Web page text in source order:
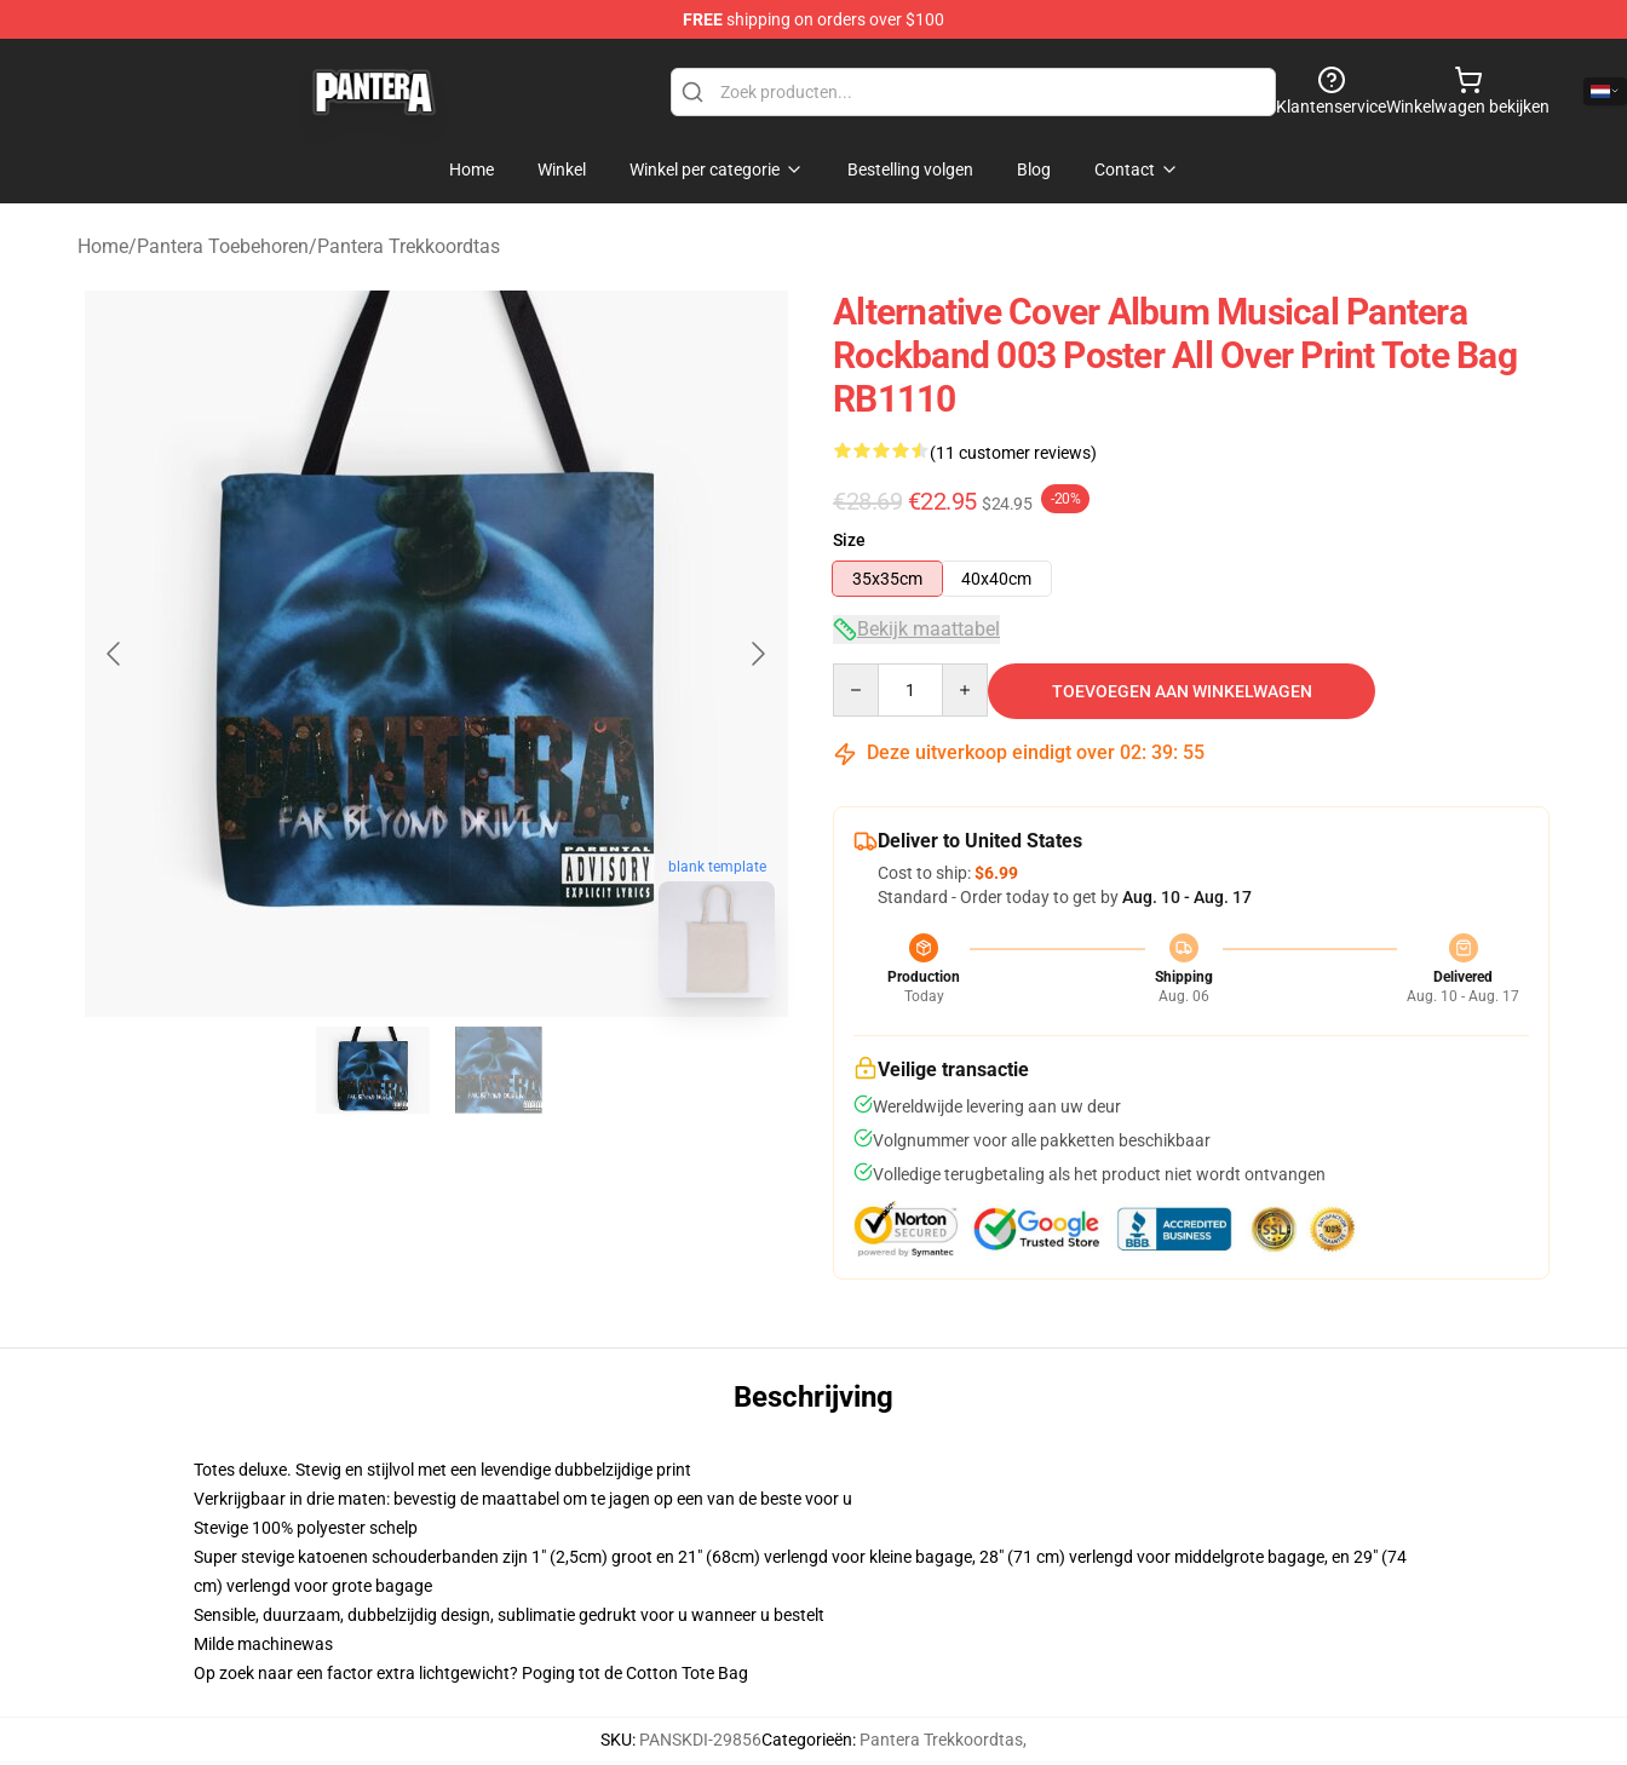
FREEshipping on orders over $100
KlantenserviceWinkelwagen bekijken
Home Winkel Winkel per categorie Bestelling volgen Blog Contact
Home/Pantera Toebehoren/Pantera Trekkoordtas
blank template
Alternative Cover Album Musical Pantera
Rockband 003 Poster All Over Print Tote Bag
RB1110
(11 customer reviews)
€28.69 €22.95 $24.95 -20%
Size
35x35cm
40x40cm
Bekijk maattabel
TOEVOEGEN AAN WINKELWAGEN
Deze uitverkoop eindigt over 02: 39: 54
Deliver to United States
Cost to ship:$6.99
Standard - Order today to get byAug. 10 - Aug. 17
Production
Today
Shipping
Aug. 06
Delivered
Aug. 10 - Aug. 17
Veilige transactie
Wereldwijde levering aan uw deur
Volgnummer voor alle pakketten beschikbaar
Volledige terugbetaling als het product niet wordt ontvangen
Beschrijving
Totes deluxe. Stevig en stijlvol met een levendige dubbelzijdige print
Verkrijgbaar in drie maten: bevestig de maattabel om te jagen op een van de beste voor u
Stevige 100% polyester schelp
Super stevige katoenen schouderbanden zijn 1" (2,5cm) groot en 21" (68cm) verlengd voor kleine bagage, 28" (71 cm) verlengd voor middelgrote bagage, en 29" (74
cm) verlengd voor grote bagage
Sensible, duurzaam, dubbelzijdig design, sublimatie gedrukt voor u wanneer u bestelt
Milde machinewas
Op zoek naar een factor extra lichtgewicht? Poging tot de Cotton Tote Bag
SKU: PANSKDI-29856Categorieën: Pantera Trekkoordtas,